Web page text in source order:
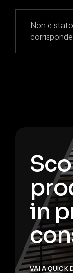
Non è
in
VAI A QUICK